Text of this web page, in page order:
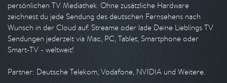
persönlichen TV Mediathek. Ohne zusätzliche Hardware
zeichnest du jede Sendung des deutschen Fernsehens nach
Wunsch in der Cloud auf. Streame oder lade Deine Lieblings TV
Sendungen jederzeit via Mac, PC, Tablet, Smartphone oder
Smart-TV - weltweit!
Partner: Deutsche Telekom, Vodafone, NVIDIA und Weitere.